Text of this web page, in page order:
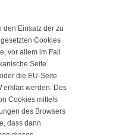
den Einsatz der zu
Cookies
vor allem im Fall
Seite
die EU-Seite
erklärt werden. Des
Cookies mittels
des Browsers
dass dann